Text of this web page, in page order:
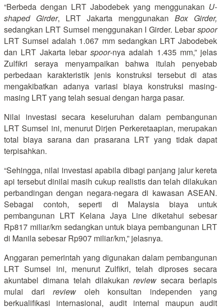
“Berbeda dengan LRT Jabodebek yang menggunakan U-
shaped Girder, LRT Jakarta menggunakan Box Girder,
sedangkan LRT Sumsel menggunakan I Girder. Lebarspoor
LRT Sumsel adalah 1.067 mm sedangkan LRT Jabodebek
dan LRT Jakarta lebar spoor-nya adalah 1.435 mm,” jelas
Zulfikri seraya menyampaikan bahwa itulah penyebab
perbedaan karakteristik jenis konstruksi tersebut di atas
mengakibatkan adanya variasi biaya konstruksi masing-
masing LRT yang telah sesuai dengan harga pasar.
Nilai investasi secara keseluruhan dalam pembangunan
LRT Sumsel ini, menurut Dirjen Perkeretaapian, merupakan
total biaya sarana dan prasarana LRT yang tidak dapat
terpisahkan.
“Sehingga, nilai investasi apabila dibagi panjang jalur kereta
api tersebut dinilai masih cukup realistis dan telah dilakukan
perbandingan dengan negara-negara di kawasan ASEAN.
Sebagai contoh, seperti di Malaysia biaya untuk
pembangunan LRT Kelana Jaya Line diketahui sebesar
Rp817 miliar/km sedangkan untuk biaya pembangunan LRT
di Manila sebesar Rp907 miliar/km,” jelasnya.
Anggaran pemerintah yang digunakan dalam pembangunan
LRT Sumsel ini, menurut Zulfikri, telah diproses secara
akuntabel dimana telah dilakukanreview secara berlapis
mulai dari review oleh konsultan independen yang
berkualifikasi internasional, audit internal maupun audit